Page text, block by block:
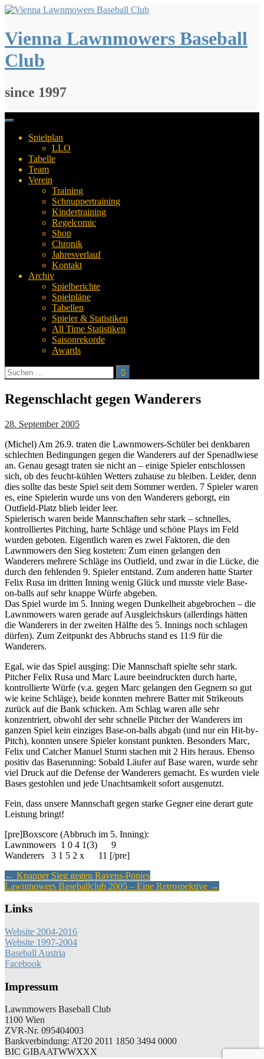
Springe
Inhalt
Vienna Lawnmowers Baseball
Club
since 1997
Spielplan
LLO
Tabelle
Team
Verein
Training
Schnuppertraining
Kindertraining
Regelcomic
Shop
Chronik
Jahresverlauf
Kontakt
Archiv
Spielberichte
Spielpläne
Tabellen
Spieler & Statistiken
All Time Statistiken
Saisonrekorde
Awards
Suchen
nach:
Regenschlacht gegen Wanderers
28. September 2005
(Michel) Am 26.9. traten die Lawnmowers-Schüler bei denkbaren
schlechten Bedingungen gegen die Wanderers auf der Spenadlwiese
an. Genau gesagt traten sie nicht an – einige Spieler entschlossen
sich, ob des feucht-kühlen Wetters zuhause zu bleiben. Leider, denn
dies sollte das beste Spiel seit dem Sommer werden. 7 Spieler waren
es, eine Spielerin wurde uns von den Wanderers geborgt, ein
Outfield-Platz blieb leider leer.
Spielerisch waren beide Mannschaften sehr stark – schnelles,
kontrolliertes Pitching, harte Schläge und schöne Plays im Feld
wurden geboten. Eigentlich waren es zwei Faktoren, die den
Lawnmowers den Sieg kosteten: Zum einen gelangen den
Wanderers mehrere Schläge ins Outfield, und zwar in die Lücke, die
durch den fehlenden 9. Spieler entstand. Zum anderen hatte Starter
Felix Rusa im dritten Inning wenig Glück und musste viele Base-
on-balls auf sehr knappe Würfe abgeben.
Das Spiel wurde im 5. Inning wegen Dunkelheit abgebrochen – die
Lawnmowers waren gerade auf Ausgleichskurs (allerdings hätten
die Wanderers in der zweiten Hälfte des 5. Innings noch schlagen
dürfen). Zum Zeitpunkt des Abbruchs stand es 11:9 für die
Wanderers.
Egal, wie das Spiel ausging: Die Mannschaft spielte sehr stark.
Pitcher Felix Rusa und Marc Laure beeindruckten durch harte,
kontrollierte Würfe (v.a. gegen Marc gelangen den Gegnern so gut
wie keine Schläge), beide konnten mehrere Batter mit Strikeouts
zurück auf die Bank schicken. Am Schlag waren alle sehr
konzentriert, obwohl der sehr schnelle Pitcher der Wanderers im
ganzen Spiel kein einziges Base-on-balls abgab (und nur ein Hit-by-
Pitch), konnten unsere Spieler konstant punkten. Besonders Marc,
Felix und Catcher Manuel Sturm stachen mit 2 Hits heraus. Ebenso
positiv das Baserunning: Sobald Läufer auf Base waren, wurde sehr
viel Druck auf die Defense der Wanderers gemacht. Es wurden viele
Bases gestohlen und jede Unachtsamkeit sofort ausgenutzt.
Fein, dass unsere Mannschaft gegen starke Gegner eine derart gute
Leistung bringt!
[pre]Boxscore (Abbruch im 5. Inning):
Lawnmowers 1 0 4 1(3) 9
Wanderers 3 1 5 2 x 11 [/pre]
Artikel-
Navigation
← Knapper Sieg gegen Ravens-Ponies
Lawnmowers Baseballclub 2005 – Eine Retrospektive →
Links
Website 2004-2016
Website 1997-2004
Baseball Austria
Facebook
Impressum
Lawnmowers Baseball Club
1100 Wien
ZVR-Nr. 095404003
Bankverbindung: AT20 2011 1850 3494 0000
BIC GIBAATWWXXX